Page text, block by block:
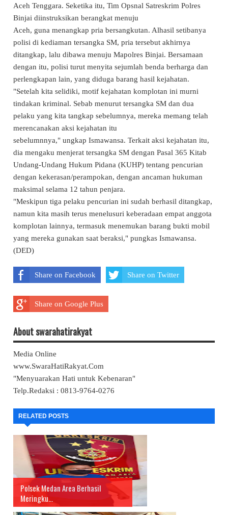
Aceh Tenggara. Seketika itu, Tim Opsnal Satreskrim Polres
Binjai diinstruksikan berangkat menuju
Aceh, guna menangkap pria bersangkutan. Alhasil setibanya
polisi di kediaman tersangka SM, pria tersebut akhirnya
ditangkap, lalu dibawa menuju Mapolres Binjai. Bersamaan
dengan itu, polisi turut menyita sejumlah benda berharga dan
perlengkapan lain, yang diduga barang hasil kejahatan.
"Setelah kita selidiki, motif kejahatan komplotan ini murni
tindakan kriminal. Sebab menurut tersangka SM dan dua
pelaku yang kita tangkap sebelumnya, mereka memang telah
merencanakan aksi kejahatan itu
sebelumnnya," ungkap Ismawansa. Terkait aksi kejahatan itu,
dia mengaku menjerat tersangka SM dengan Pasal 365 Kitab
Undang-Undang Hukum Pidana (KUHP) tentang pencurian
dengan kekerasan/perampokan, dengan ancaman hukuman
maksimal selama 12 tahun penjara.
"Meskipun tiga pelaku pencurian ini sudah berhasil ditangkap,
namun kita masih terus menelusuri keberadaan empat anggota
komplotan lainnya, termasuk menemukan barang bukti mobil
yang mereka gunakan saat beraksi," pungkas Ismawansa.
(DED)
Share on Facebook Share on Twitter
Share on Google Plus
About swarahatirakyat
Media Online
www.SwaraHatiRakyat.Com
"Menyuarakan Hati untuk Kebenaran"
Telp.Redaksi : 0813-9764-0276
RELATED POSTS
Polsek Medan Area Berhasil
Meringku...